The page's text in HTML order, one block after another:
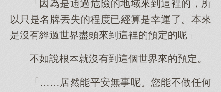
「因為是通過危險的地域來到這裡的，所
以只是名牌丟失的程度已經算是幸運了。本來
是沒有經過世界盡頭來到這裡的預定的呢」
不如說根本就沒有到這個世界來的預定。
「……居然能平安無事呢。您能不做任何